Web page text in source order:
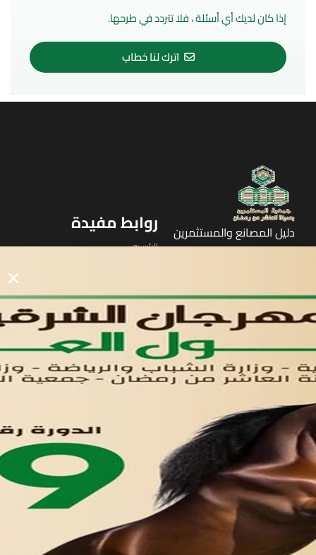
إذا كان لديك أي أسئلة ، فلا تتردد في طرحها.
اترك لنا خطاب
دليل المصانع والمستثمرين
الأول
روابط مفيدة
الرئيسيه
لوحه التحكم
اتصل بنا
تواصل معنا
مدينة العاشر من رمضان
01221020029
055-4494429
055-4494406
055-4494414